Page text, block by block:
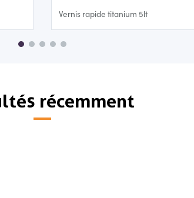
Vernis rapide titanium 5lt
récemment